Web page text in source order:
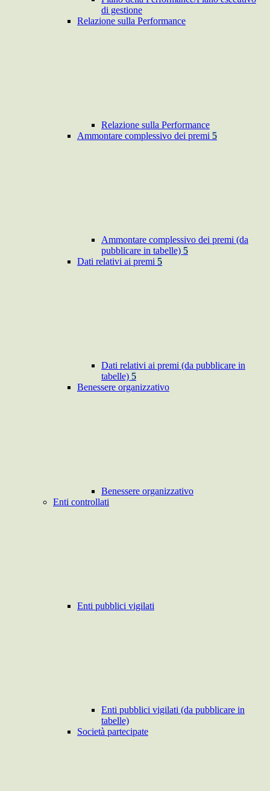
di gestione
Relazione sulla Performance
Relazione sulla Performance
Ammontare complessivo dei premi 5
Ammontare complessivo dei premi (da
pubblicare in tabelle) 5
Dati relativi ai premi 5
Dati relativi ai premi (da pubblicare in
tabelle) 5
Benessere organizzativo
Benessere organizzativo
Enti controllati
Enti pubblici vigilati
Enti pubblici vigilati (da pubblicare in
tabelle)
Società partecipate